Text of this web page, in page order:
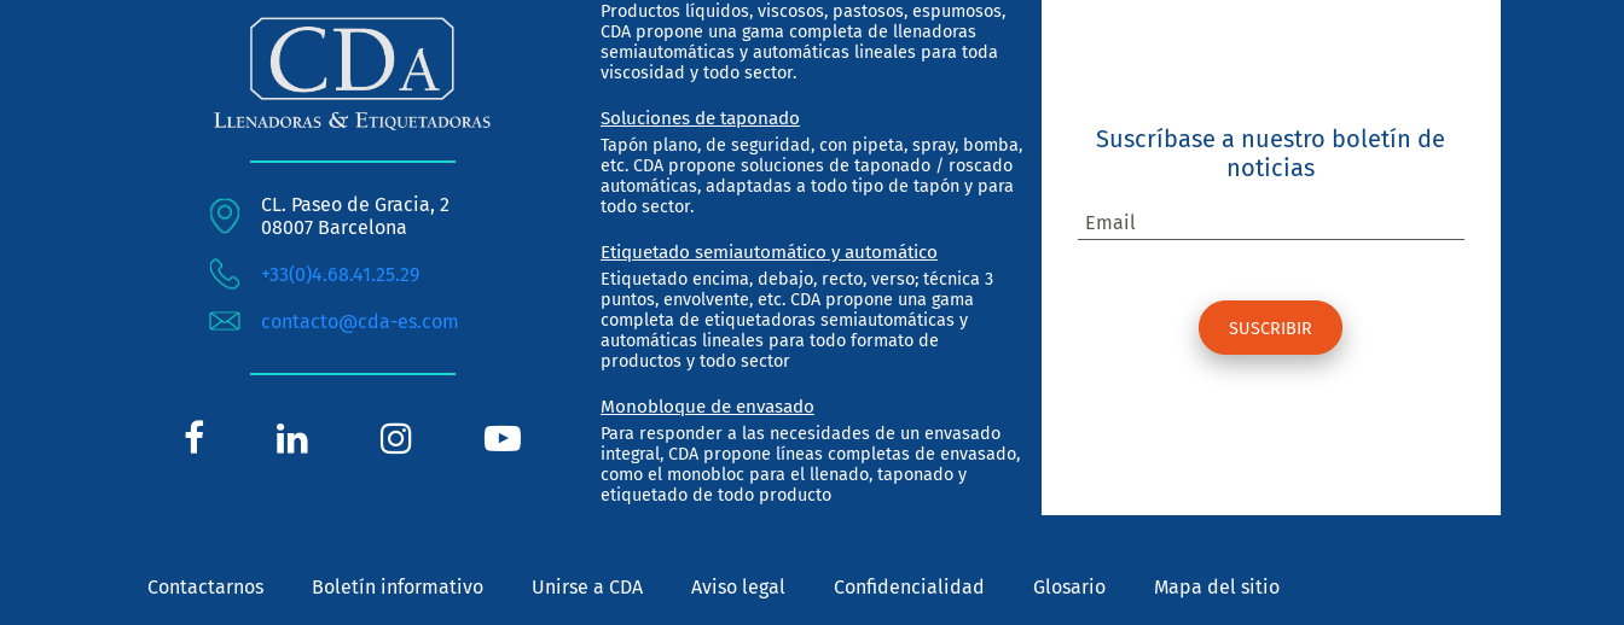
CL. Paseo de Gracia, 2
08007 Barcelona
+33(0)4.68.41.25.29
contacto@cda-es.com
Productos líquidos, viscosos, pastosos, espumosos,
CDA propone una gama completa de llenadoras
semiautomáticas y automáticas lineales para toda
viscosidad y todo sector.
Soluciones de taponado
Tapón plano, de seguridad, con pipeta, spray, bomba,
etc. CDA propone soluciones de taponado / roscado
automáticas, adaptadas a todo tipo de tapón y para
todo sector.
Etiquetado semiautomático y automático
Etiquetado encima, debajo, recto, verso; técnica 3
puntos, envolvente, etc. CDA propone una gama
completa de etiquetadoras semiautomáticas y
automáticas lineales para todo formato de
productos y todo sector
Monobloque de envasado
Para responder a las necesidades de un envasado
integral, CDA propone líneas completas de envasado,
como el monobloc para el llenado, taponado y
etiquetado de todo producto
Suscríbase a nuestro boletín de
noticias
Email
Contactarnos Boletín informativo Unirse a CDA Aviso legal Confidencialidad Glosario Mapa del sitio